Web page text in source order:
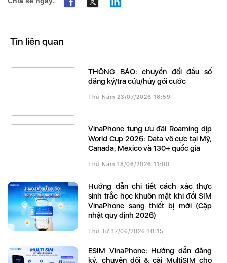
Tin liên quan
THÔNG BÁO: chuyển đổi đầu số
đăng ký/tra cứu/hủy gói cước
Thứ Năm 23/07/2026 16:59
VinaPhone tung ưu đãi Roaming dịp
World Cup 2026: Data vô cực tại Mỹ,
Canada, Mexico và 130+ quốc gia
Thứ Năm 18/06/2026 11:00
Hướng dẫn chi tiết cách xác thực
sinh trắc học khuôn mặt khi đổi SIM
VinaPhone sang thiết bị mới (Cập
nhật quy định 2026)
Thứ Tư 17/06/2026 10:15
eSIM VinaPhone: Hướng dẫn đăng
ký, chuyển đổi & cài MultiSIM cho